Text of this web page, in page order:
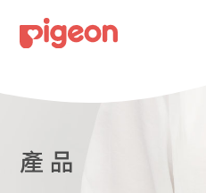
產 品